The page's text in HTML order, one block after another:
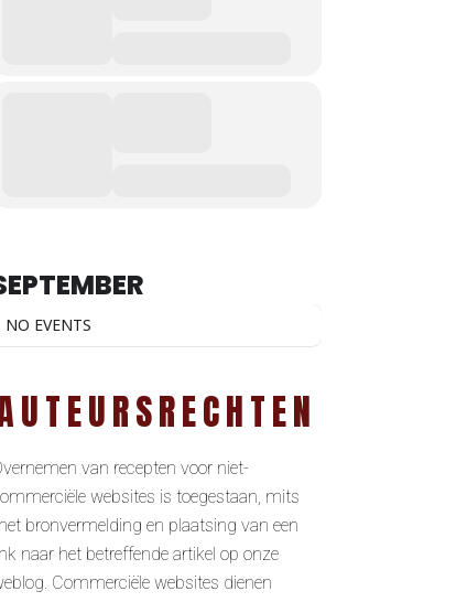
NO EVENTS
van recepten voor niet-
websites is toegestaan, mits
bronvermelding en plaatsing van een
naar het betreffende artikel op onze
Commerciële websites dienen